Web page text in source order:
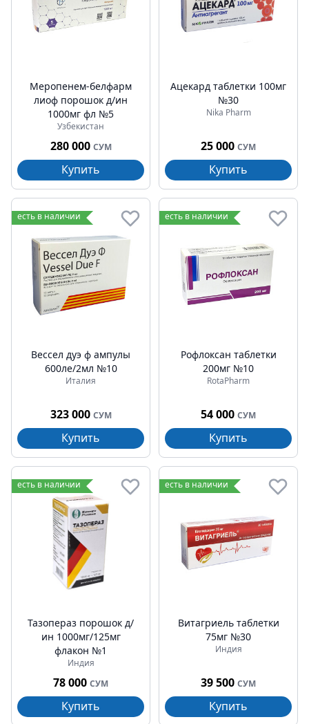
Меропенем-белфарм
лиоф порошок д/ин
1000мг фл №5
Узбекистан
280 000 СУМ
Купить
Ацекард таблетки 100мг
№30
Nika Pharm
25 000 СУМ
Купить
есть в наличии
Вессел дуэ ф ампулы
600ле/2мл №10
Италия
323 000 СУМ
Купить
есть в наличии
Рофлоксан таблетки
200мг №10
RotaPharm
54 000 СУМ
Купить
есть в наличии
Тазопераз порошок д/
ин 1000мг/125мг
флакон №1
Индия
78 000 СУМ
Купить
есть в наличии
Витагриель таблетки
75мг №30
Индия
39 500 СУМ
Купить